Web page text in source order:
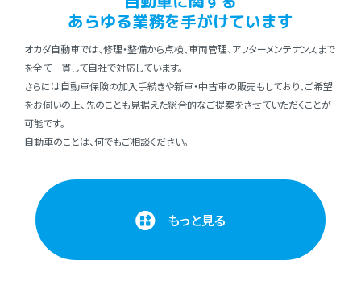
あらゆる業務を⼿がけています
オカダ⾃動⾞では、修理・整備から点検、⾞両管理、アフターメンテナンスまで
を全て⼀貫して⾃社で対応しています。
さらには⾃動⾞保険の加⼊⼿続きや新⾞・中古⾞の販売もしており、ご希望
をお伺いの上、先のことも⾒据えた総合的なご提案をさせていただくことが
可能です。
⾃動⾞のことは、何でもご相談ください。
もっと見る